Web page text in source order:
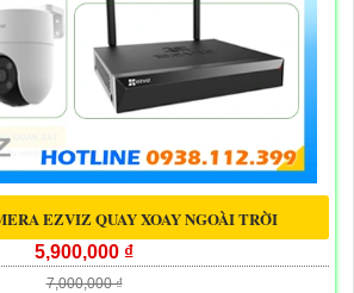
EZVIZ QUAY XOAY NGOÀI TRỜI
5,900,000 ₫
7,000,000 ₫